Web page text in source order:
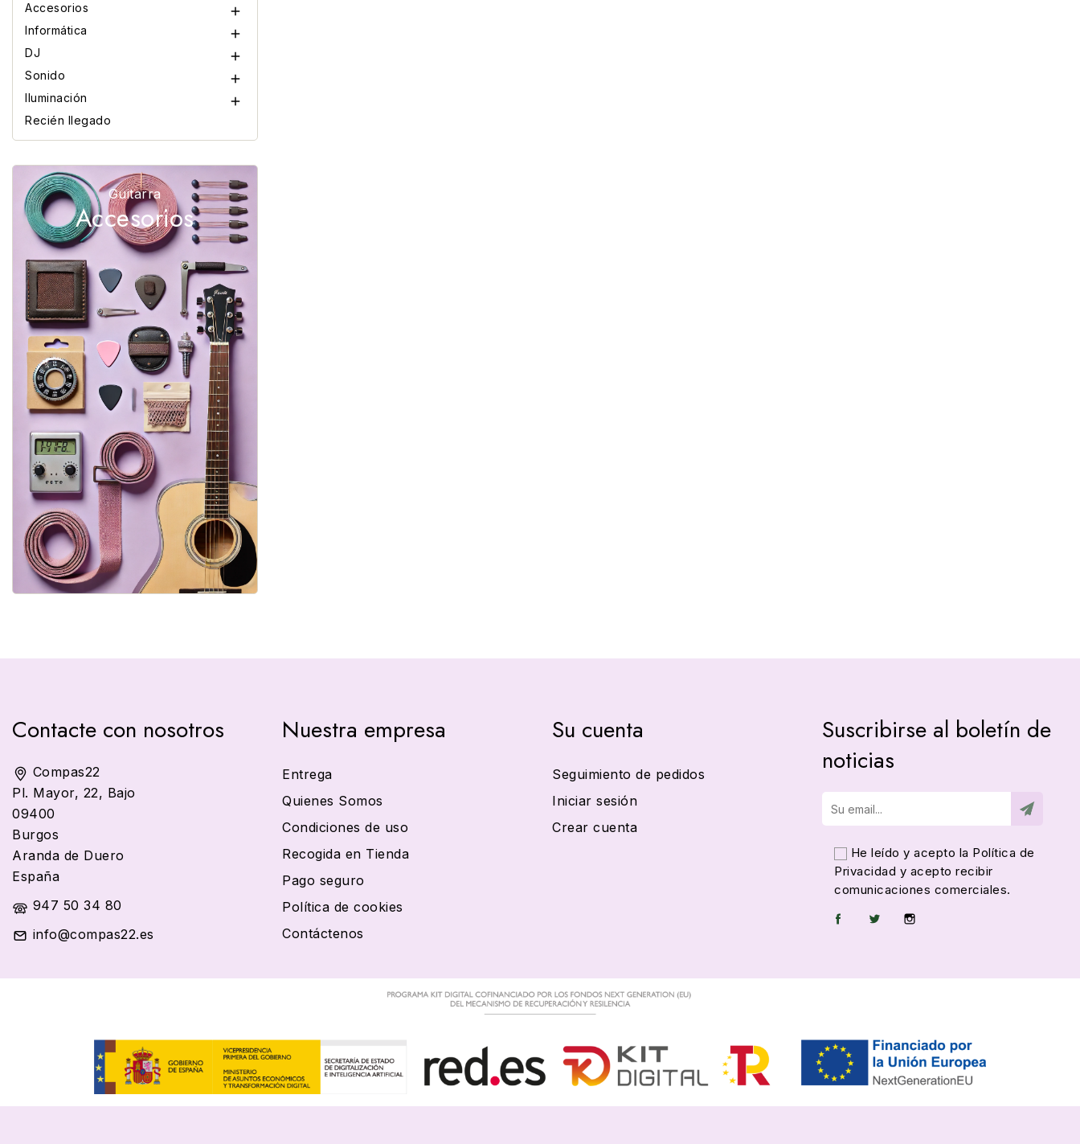
Accesorios 
Informática 
DJ 
Sonido 
Iluminación 
Recién llegado
Guitarra
Accesorios
Contacte con nosotros
Compas22
Pl. Mayor, 22, Bajo
09400
Burgos
Aranda de Duero
España
947 50 34 80
info@compas22.es
Nuestra empresa
Entrega
Quienes Somos
Condiciones de uso
Recogida en Tienda
Pago seguro
Política de cookies
Contáctenos
Su cuenta
Seguimiento de pedidos
Iniciar sesión
Crear cuenta
Suscribirse al boletín de
noticias
He leído y acepto la Política de
Privacidad y acepto recibir
comunicaciones comerciales.
Facebook
Twitter